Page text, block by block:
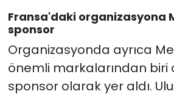
Fransa'daki organizasyona
sponsor
Organizasyonda ayrıca
önemli markalarından biri
sponsor olarak yer aldı.